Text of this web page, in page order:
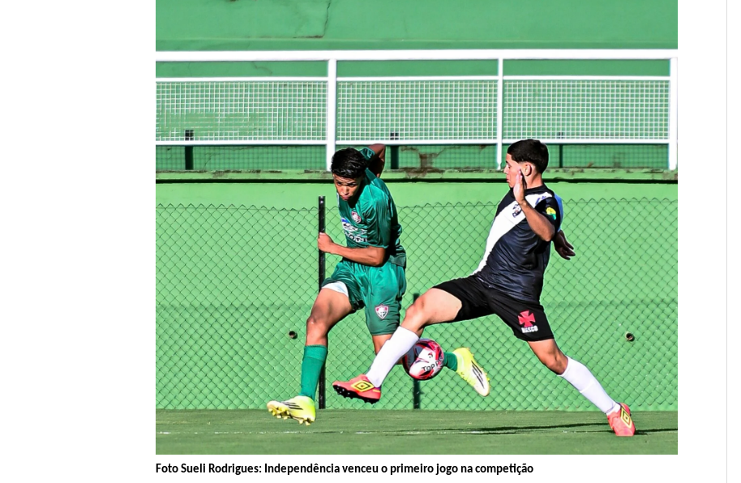
Foto Sueli Rodrigues: Independência venceu o primeiro jogo na competição